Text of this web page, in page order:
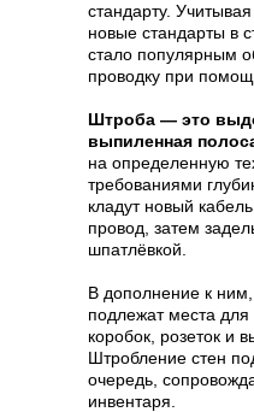
стандарту.
новые стандарты в
стало популярным
проводку при
Штроба — это
выпиленная
на определенную
требованиями
кладут новый
провод, затем
шпатлёвкой.
В дополнение к
подлежат места
коробок, розеток и
Штробление стен
очередь,
инвентаря.